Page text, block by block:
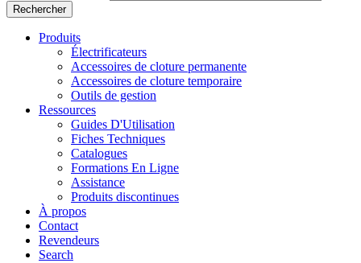
Produits
Électrificateurs
Accessoires de cloture permanente
Accessoires de cloture temporaire
Outils de gestion
Ressources
Guides D'Utilisation
Fiches Techniques
Catalogues
Formations En Ligne
Assistance
Produits discontinues
À propos
Contact
Revendeurs
Search